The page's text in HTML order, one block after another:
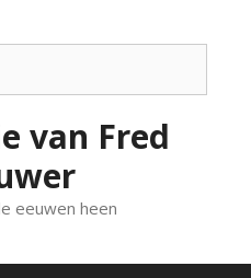
van Fred
eeuwen heen